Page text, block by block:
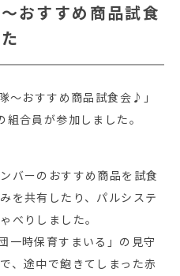
おすすめ商品試食
～おすすめ商品試食会♪」
合員が参加しました。
バーのおすすめ商品を試食
を共有したり、パルシステ
べりしました。
一時保育すまいる」の見守
、途中で飽きてしまった赤